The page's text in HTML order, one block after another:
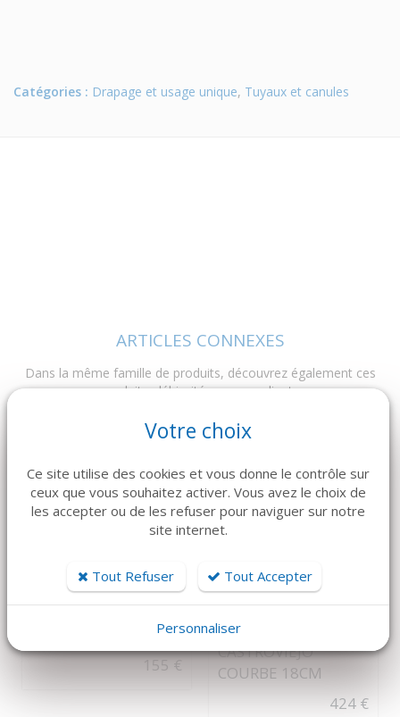
Catégories : Drapage et usage unique, Tuyaux et canules
ARTICLES CONNEXES
Dans la même famille de produits, découvrez également ces
produits plébiscités par nos clients
DÉTAILS
155 €
DÉTAILS
USTOMED
CISEAUX
CASTROVIEJO
COURBE 18CM
424 €
Votre choix
Ce site utilise des cookies et vous donne le contrôle sur
ceux que vous souhaitez activer. Vous avez le choix de
les accepter ou de les refuser pour naviguer sur notre
site internet.
Tout Refuser Tout Accepter
Personnaliser